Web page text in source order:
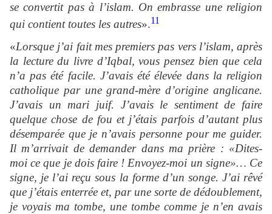
se convertit pas à l’islam. On embrasse une religion
qui contient toutes les autres».11
«Lorsque j’ai fait mes premiers pas vers l’islam, après
la lecture du livre d’Iqbal, vous pensez bien que cela
n’a pas été facile. J’avais été élevée dans la religion
catholique par une grand-mère d’origine anglicane.
J’avais un mari juif. J’avais le sentiment de faire
quelque chose de fou et j’étais parfois d’autant plus
désemparée que je n’avais personne pour me guider.
Il m’arrivait de demander dans ma prière : «Dites-
moi ce que je dois faire ! Envoyez-moi un signe»… Ce
signe, je l’ai reçu sous la forme d’un songe. J’ai rêvé
que j’étais enterrée et, par une sorte de dédoublement,
je voyais ma tombe, une tombe comme je n’en avais